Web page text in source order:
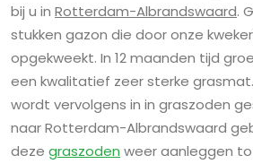
bij u in Rotterdam-Albrandswaard.
stukken gazon die door onze
opgekweekt. In 12 maanden tijd
een kwalitatief zeer sterke
wordt vervolgens in in graszoden
naar Rotterdam-Albrandswaard
deze graszoden weer aanleggen